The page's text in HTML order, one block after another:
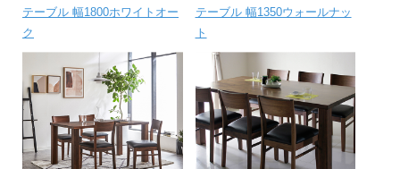
テーブル 幅1800ホワイトオー
ク
テーブル 幅1350ウォールナッ
ト